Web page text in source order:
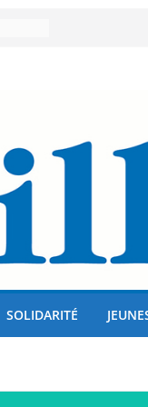
!
SOLIDARITÉ